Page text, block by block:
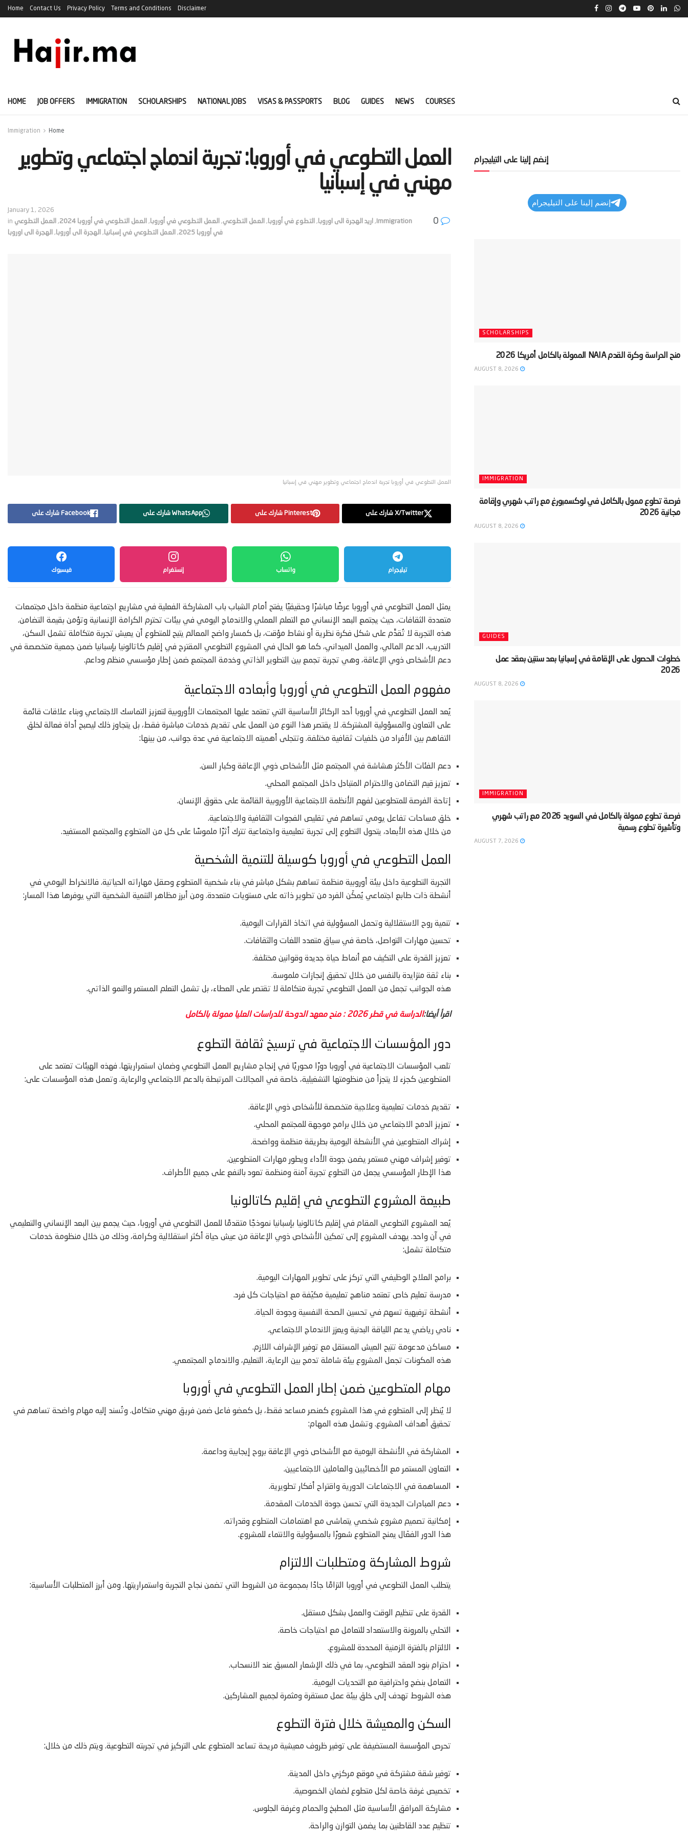
Home Contact Us Privacy Policy Terms and Conditions Disclaimer
HOME JOB OFFERS IMMIGRATION SCHOLARSHIPS NATIONAL JOBS VISAS & PASSPORTS BLOG GUIDES NEWS COURSES
Home
Immigration
‫العمل التطوعي في أوروبا: تجربة اندماج اجتماعي وتطوير
مهني في إسبانيا‬
January 1, 2026
in
Immigration
, اريد الهجرة الى اوروبا, التطوع في أوروبا, العمل التطوعي, العمل التطوعي في أوروبا, العمل التطوعي في أوروبا 2024 ,
العمل التطوعي
في أوروبا 2025
, العمل التطوعي في إسبانيا, الهجرة الى أوروبا, الهجرة الى اوروبا
العمل التطوعي في أوروبا تجربة اندماج اجتماعي وتطوير مهني في إسبانيا
Facebook شارك على WhatsApp شارك على Pinterest شارك على X/Twitter شارك على
فيسبوك إنستغرام واتساب تيليجرام
يمثل العمل التطوعي في أوروبا عرضًا مباشرًا وحقيقيًا يفتح أمام الشباب باب المشاركة الفعلية في مشاريع اجتماعية منظمة داخل مجتمعات
متعددة الثقافات، حيث يجتمع البعد الإنساني مع التعلم العملي والاندماج اليومي في بيئات تحترم الكرامة الإنسانية وتؤمن بقيمة التضامن.
هذه التجربة لا تُقدَّم على شكل فكرة نظرية أو نشاط مؤقت، بل كمسار واضح المعالم يتيح للمتطوع أن يعيش تجربة متكاملة تشمل السكن،
التدريب، الدعم المالي، والعمل الميداني، كما هو الحال في المشروع التطوعي المقترح في إقليم كاتالونيا بإسبانيا ضمن جمعية متخصصة في
دعم الأشخاص ذوي الإعاقة، وهي تجربة تجمع بين التطوير الذاتي وخدمة المجتمع ضمن إطار مؤسسي منظم وداعم.
مفهوم العمل التطوعي في أوروبا وأبعاده الاجتماعية
يُعد العمل التطوعي في أوروبا أحد الركائز الأساسية التي تعتمد عليها المجتمعات الأوروبية لتعزيز التماسك الاجتماعي وبناء علاقات قائمة
على التعاون والمسؤولية المشتركة. لا يقتصر هذا النوع من العمل على تقديم خدمات مباشرة فقط، بل يتجاوز ذلك ليصبح أداة فعالة لخلق
التفاهم بين الأفراد من خلفيات ثقافية مختلفة. وتتجلى أهميته الاجتماعية في عدة جوانب، من بينها:
دعم الفئات الأكثر هشاشة في المجتمع مثل الأشخاص ذوي الإعاقة وكبار السن.
تعزيز قيم التضامن والاحترام المتبادل داخل المجتمع المحلي.
إتاحة الفرصة للمتطوعين لفهم الأنظمة الاجتماعية الأوروبية القائمة على حقوق الإنسان.
خلق مساحات تفاعل يومي تساهم في تقليص الفجوات الثقافية والاجتماعية.
من خلال هذه الأبعاد، يتحول التطوع إلى تجربة تعليمية واجتماعية تترك أثرًا ملموسًا على كل من المتطوع والمجتمع المستفيد.
العمل التطوعي في أوروبا كوسيلة للتنمية الشخصية
التجربة التطوعية داخل بيئة أوروبية منظمة تساهم بشكل مباشر في بناء شخصية المتطوع وصقل مهاراته الحياتية. فالانخراط اليومي في
أنشطة ذات طابع اجتماعي يُمكّن الفرد من تطوير ذاته على مستويات متعددة. ومن أبرز مظاهر التنمية الشخصية التي يوفرها هذا المسار:
تنمية روح الاستقلالية وتحمل المسؤولية في اتخاذ القرارات اليومية.
تحسين مهارات التواصل، خاصة في سياق متعدد اللغات والثقافات.
تعزيز القدرة على التكيف مع أنماط حياة جديدة وقوانين مختلفة.
بناء ثقة متزايدة بالنفس من خلال تحقيق إنجازات ملموسة.
هذه الجوانب تجعل من العمل التطوعي تجربة متكاملة لا تقتصر على العطاء، بل تشمل التعلم المستمر والنمو الذاتي.
اقرأ أيضا:الدراسة في قطر 2026 : منح معهد الدوحة للدراسات العليا ممولة بالكامل
دور المؤسسات الاجتماعية في ترسيخ ثقافة التطوع
تلعب المؤسسات الاجتماعية في أوروبا دورًا محوريًا في إنجاح مشاريع العمل التطوعي وضمان استمراريتها. فهذه الهيئات تعتمد على
المتطوعين كجزء لا يتجزأ من منظومتها التشغيلية، خاصة في المجالات المرتبطة بالدعم الاجتماعي والرعاية. وتعمل هذه المؤسسات على:
تقديم خدمات تعليمية وعلاجية متخصصة للأشخاص ذوي الإعاقة.
تعزيز الدمج الاجتماعي من خلال برامج موجهة للمجتمع المحلي.
إشراك المتطوعين في الأنشطة اليومية بطريقة منظمة وواضحة.
توفير إشراف مهني مستمر يضمن جودة الأداء ويطور مهارات المتطوعين.
هذا الإطار المؤسسي يجعل من التطوع تجربة آمنة ومنظمة تعود بالنفع على جميع الأطراف.
طبيعة المشروع التطوعي في إقليم كاتالونيا
يُعد المشروع التطوعي المقام في إقليم كاتالونيا بإسبانيا نموذجًا متقدمًا للعمل التطوعي في أوروبا، حيث يجمع بين البعد الإنساني والتعليمي
في آن واحد. يهدف المشروع إلى تمكين الأشخاص ذوي الإعاقة من عيش حياة أكثر استقلالية وكرامة، وذلك من خلال منظومة خدمات
متكاملة تشمل:
برامج العلاج الوظيفي التي تركز على تطوير المهارات اليومية.
مدرسة تعليم خاص تعتمد مناهج تعليمية مكيّفة مع احتياجات كل فرد.
أنشطة ترفيهية تسهم في تحسين الصحة النفسية وجودة الحياة.
نادي رياضي يدعم اللياقة البدنية ويعزز الاندماج الاجتماعي.
مساكن مدعومة تتيح العيش المستقل مع توفير الإشراف اللازم.
هذه المكونات تجعل المشروع بيئة شاملة تدمج بين الرعاية، التعليم، والاندماج المجتمعي.
مهام المتطوعين ضمن إطار العمل التطوعي في أوروبا
لا يُنظر إلى المتطوع في هذا المشروع كعنصر مساعد فقط، بل كعضو فاعل ضمن فريق مهني متكامل. وتُسند إليه مهام واضحة تساهم في
تحقيق أهداف المشروع. وتشمل هذه المهام:
المشاركة في الأنشطة اليومية مع الأشخاص ذوي الإعاقة بروح إيجابية وداعمة.
التعاون المستمر مع الأخصائيين والعاملين الاجتماعيين.
المساهمة في الاجتماعات الدورية واقتراح أفكار تطويرية.
دعم المبادرات الجديدة التي تحسن جودة الخدمات المقدمة.
إمكانية تصميم مشروع شخصي يتماشى مع اهتمامات المتطوع وقدراته.
هذا الدور الفعّال يمنح المتطوع شعورًا بالمسؤولية والانتماء للمشروع.
شروط المشاركة ومتطلبات الالتزام
يتطلب العمل التطوعي في أوروبا التزامًا جادًا بمجموعة من الشروط التي تضمن نجاح التجربة واستمراريتها. ومن أبرز المتطلبات الأساسية:
القدرة على تنظيم الوقت والعمل بشكل مستقل.
التحلي بالمرونة والاستعداد للتعامل مع احتياجات خاصة.
الالتزام بالفترة الزمنية المحددة للمشروع.
احترام بنود العقد التطوعي، بما في ذلك الإشعار المسبق عند الانسحاب.
التعامل بنضج واحترافية مع التحديات اليومية.
هذه الشروط تهدف إلى خلق بيئة عمل مستقرة ومثمرة لجميع المشاركين.
السكن والمعيشة خلال فترة التطوع
تحرص المؤسسة المستضيفة على توفير ظروف معيشية مريحة تساعد المتطوع على التركيز في تجربته التطوعية. ويتم ذلك من خلال:
توفير شقة مشتركة في موقع مركزي داخل المدينة.
تخصيص غرفة خاصة لكل متطوع لضمان الخصوصية.
مشاركة المرافق الأساسية مثل المطبخ والحمام وغرفة الجلوس.
تنظيم عدد القاطنين بما يضمن التوازن والراحة.
إنضم إلينا على التيليجرام
إنضم إلينا على التيليجرام
SCHOLARSHIPS
‫منح الدراسة وكرة القدم NAIA الممولة بالكامل أمريكا 2026‬
IMMIGRATION
‫فرصة تطوع ممول بالكامل في لوكسمبورغ مع راتب شهري وإقامة
مجانية 2026‬
GUIDES
‫خطوات الحصول على الإقامة في إسبانيا بعد سنتين بعقد عمل
2026‬
IMMIGRATION
‫فرصة تطوع ممولة بالكامل في السويد 2026 مع راتب شهري
وتأشيرة تطوع رسمية‬